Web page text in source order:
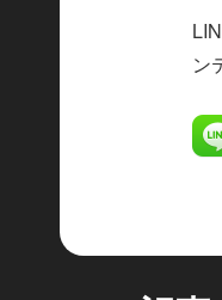
ン